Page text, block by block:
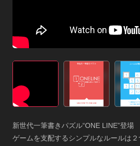
新世代一筆書きパズル“ONE LINE”登場
ゲームを支配するシンプルなルールは